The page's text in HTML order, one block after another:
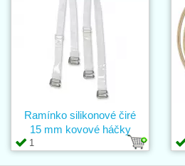
1
Ramínko silikonové čiré
15 mm kovové háčky